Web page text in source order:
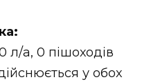
л/а, 0 пішоходів
у обох